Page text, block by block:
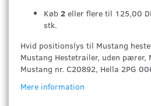
Køb 2 eller flere til 125,00
stk.
Hvid positionslys til Mustang
Mustang Hestetrailer, uden pærer,
Mustang nr. C20892, Hella 2PG
Mere information